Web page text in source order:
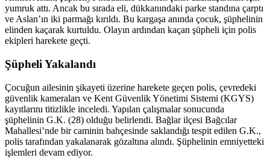
yumruk attı. Ancak bu sırada eli, dükkanındaki parke standına çarptı
ve Aslan’ın iki parmağı kırıldı. Bu kargaşa anında çocuk, şüphelinin
elinden kaçarak kurtuldu. Olayın ardından kaçan şüpheli için polis
ekipleri harekete geçti.
Şüpheli Yakalandı
Çocuğun ailesinin şikayeti üzerine harekete geçen polis, çevredeki
güvenlik kameraları ve Kent Güvenlik Yönetimi Sistemi (KGYS)
kayıtlarını titizlikle inceledi. Yapılan çalışmalar sonucunda
şüphelinin G.K. (28) olduğu belirlendi. Bağlar ilçesi Bağcılar
Mahallesi’nde bir caminin bahçesinde saklandığı tespit edilen G.K.,
polis tarafından yakalanarak gözaltına alındı. Şüphelinin emniyetteki
işlemleri devam ediyor.